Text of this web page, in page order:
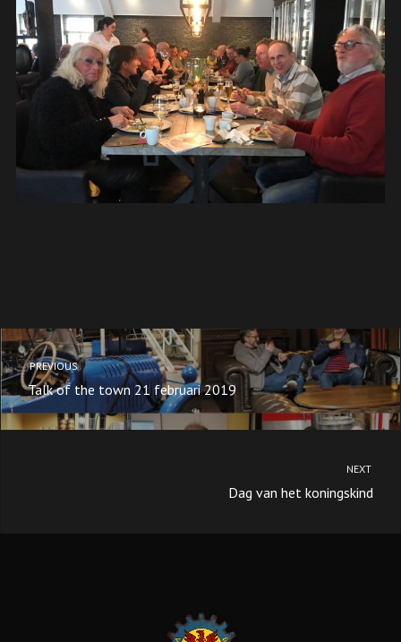
PREVIOUS
Talk of the town 21 februari 2019
NEXT
Dag van het koningskind